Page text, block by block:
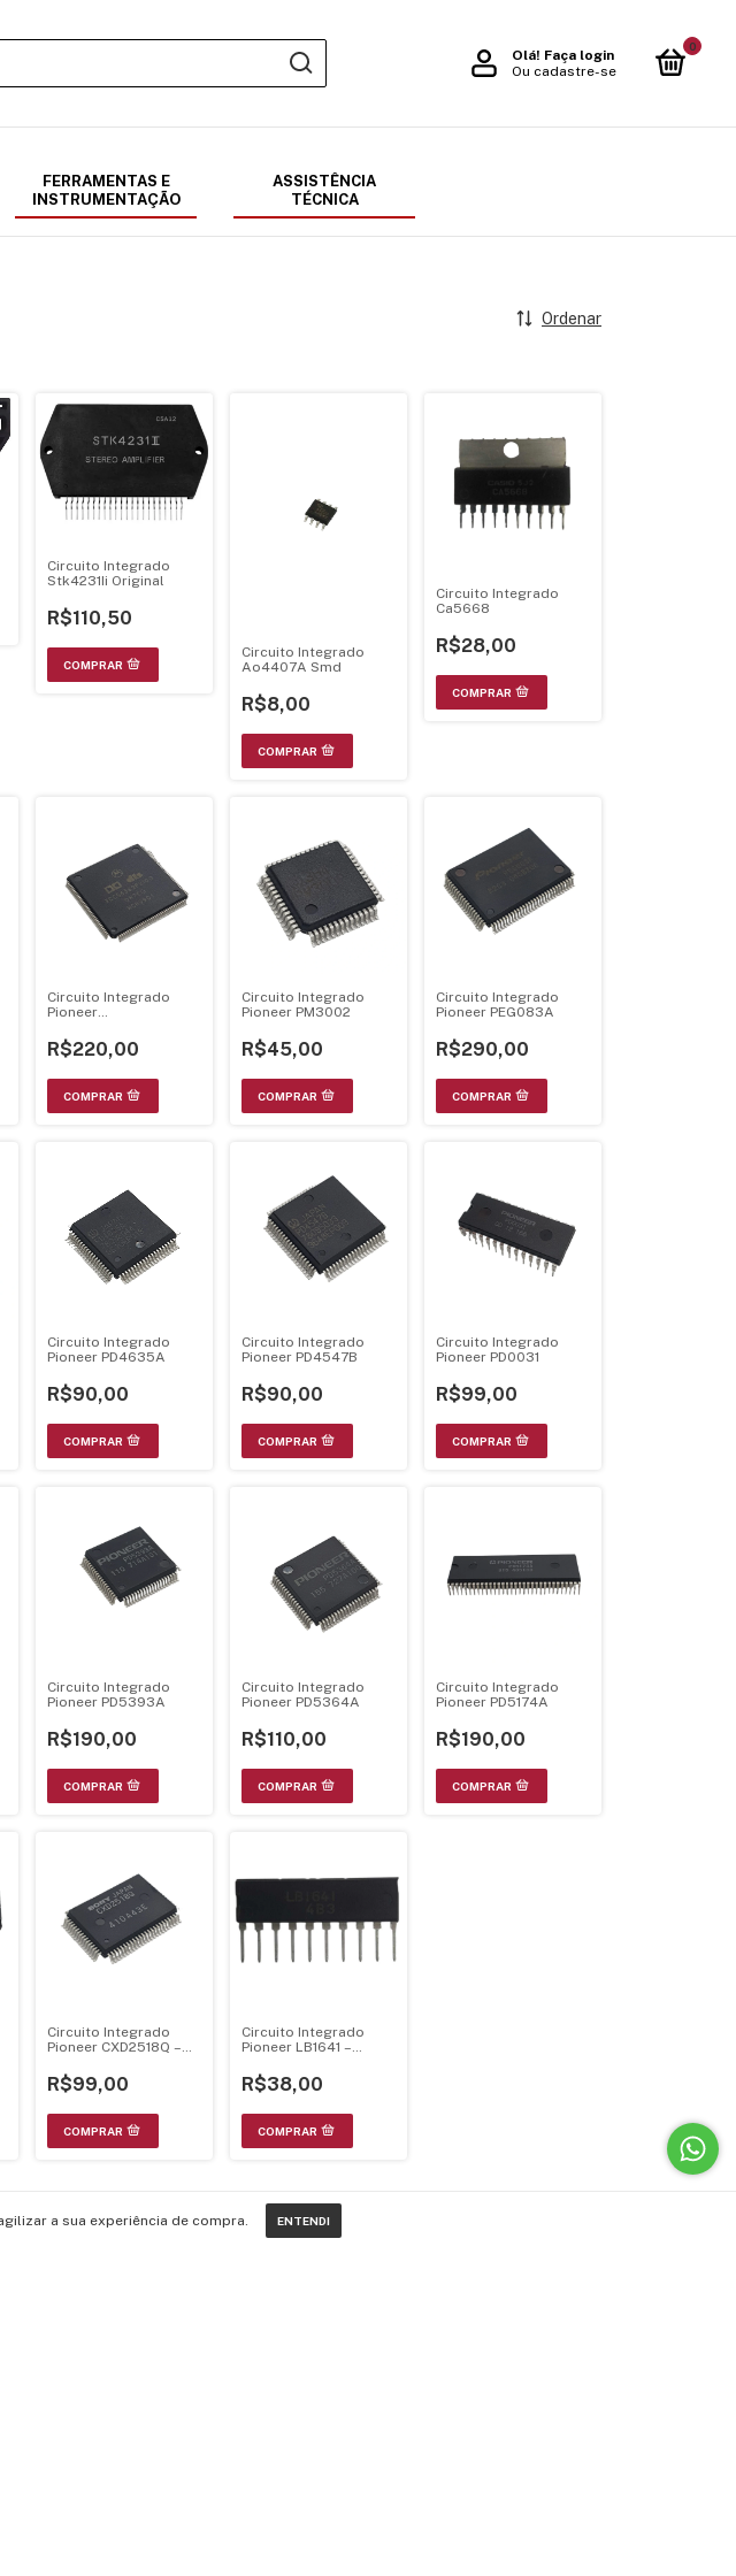
Olá! Faça login
Ou cadastre-se
0
FERRAMENTAS E
INSTRUMENTAÇÃO
ASSISTÊNCIA
TÉCNICA
a sua experiência de compra. ENTENDI
Ordenar
Circuito Integrado
Stk4231Ii Original
R$110,50
Circuito Integrado
Ao4407A Smd
R$8,00
Circuito Integrado
Ca5668
R$28,00
Circuito Integrado
Pioneer
Dolby
R$220,00
Circuito Integrado
Pioneer PM3002
R$45,00
Circuito Integrado
Pioneer PEG083A
R$290,00
Circuito Integrado
Pioneer PD4635A
R$90,00
Circuito Integrado
Pioneer PD4547B
R$90,00
Circuito Integrado
Pioneer PD0031
R$99,00
Circuito Integrado
Pioneer PD5393A
R$190,00
Circuito Integrado
Pioneer PD5364A
R$110,00
Circuito Integrado
Pioneer PD5174A
R$190,00
Circuito Integrado
Pioneer CXD2518Q –
R$99,00
Circuito Integrado
Pioneer LB1641 –
R$38,00